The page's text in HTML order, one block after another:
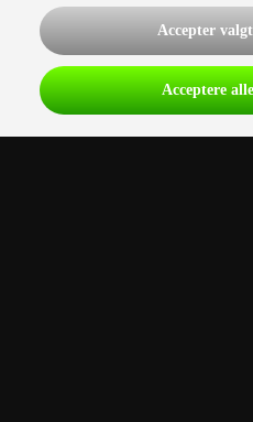
Accepter
Acceptere alle